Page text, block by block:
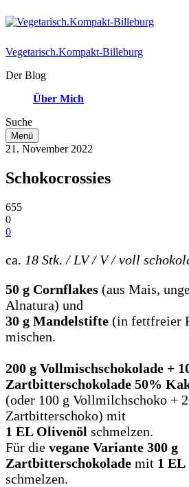
Vegetarisch.Kompakt-Billeburg
Der Blog
Über Mich
Suche
Menü
21. November 2022
Schokocrossies
655
0
0
ca. 18 Stk. / LV / V/ voll
50 g Cornflakes (aus Mais,
Alnatura) und
30 g Mandelstifte (in fettfreier
mischen.
200 g Vollmischschokolade +
Zartbitterschokolade 50%
(oder 100 g Vollmilchschoko +
Zartbitterschoko) mit
1 EL Olivenöl schmelzen.
Für die vegane Variante 300 g
Zartbitterschokolade mit 1 EL
schmelzen.